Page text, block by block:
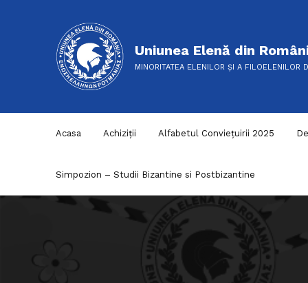
Uniunea Elenă din
MINORITATEA ELENILOR ȘI A FILOELENILOR
Acasa Achiziții Alfabetul Conviețuirii 2025
Simpozion – Studii Bizantine si Postbizantine